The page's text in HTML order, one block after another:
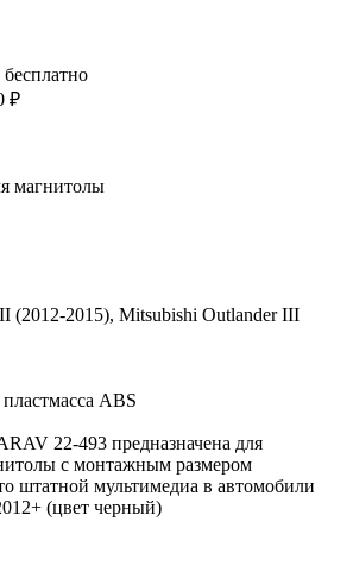
₽
магнитолы
(2012-2015), Mitsubishi Outlander III
ABS
22-493 предназначена для
с монтажным размером
штатной мультимедиа в автомобили
(цвет черный)